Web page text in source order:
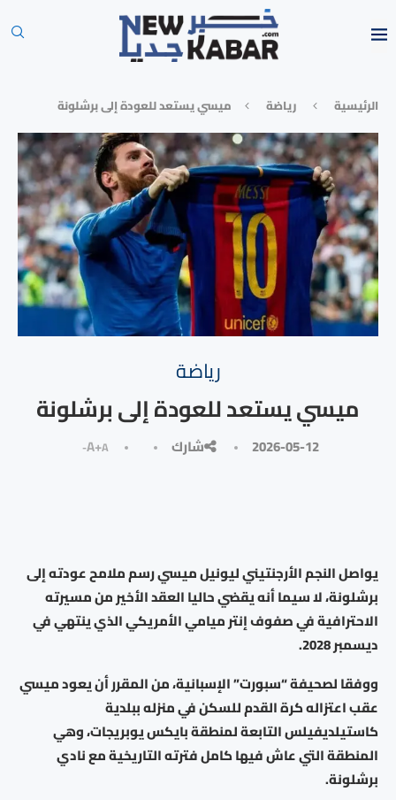
الرئيسية رياضة ميسي يستعد للعودة إلى برشلونة
رياضة
ميسي يستعد للعودة إلى برشلونة
2026-05-12 شارك A+A-
يواصل النجم الأرجنتيني ليونيل ميسي رسم ملامح عودته إلى
برشلونة، لا سيما أنه يقضي حاليا العقد الأخير من مسيرته
الاحترافية في صفوف إنتر ميامي الأمريكي الذي ينتهي في
ديسمبر 2028.
ووفقا لصحيفة “سبورت” الإسبانية، من المقرر أن يعود ميسي
عقب اعتزاله كرة القدم للسكن في منزله ببلدية
كاستيلديفيلس التابعة لمنطقة بايكس يوبريجات، وهي
المنطقة التي عاش فيها كامل فترته التاريخية مع نادي
برشلونة.